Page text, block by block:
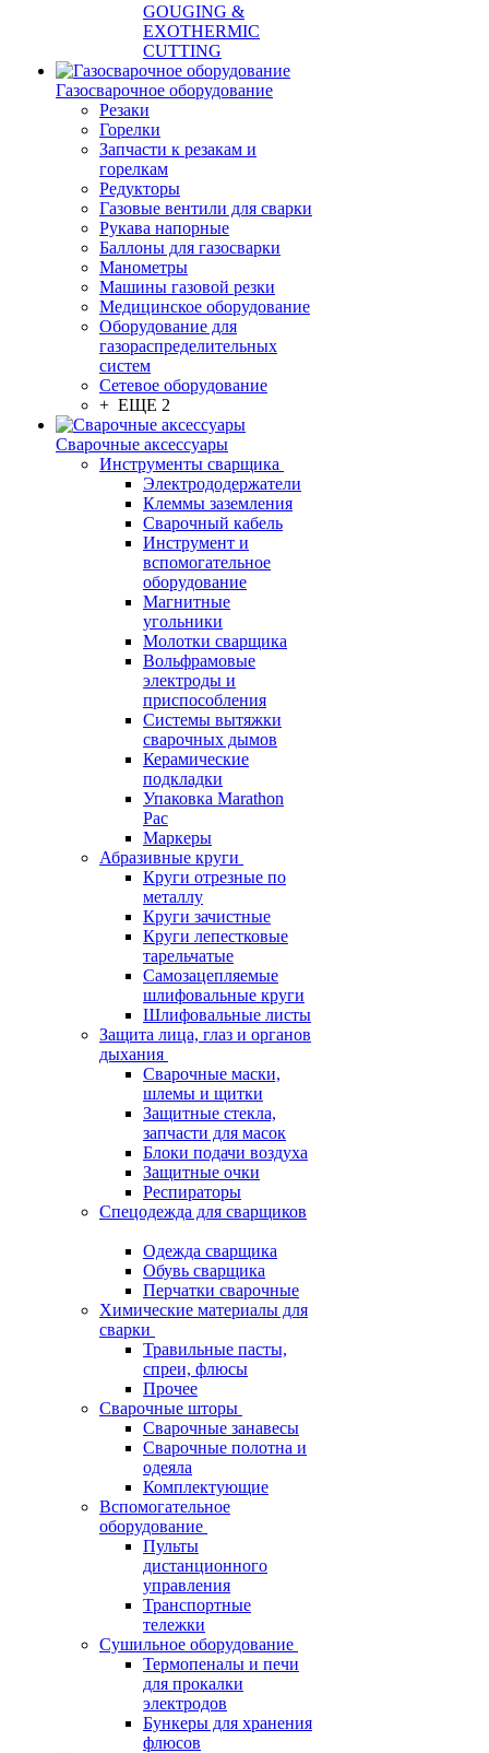
GOUGING &
EXOTHERMIC
CUTTING
Газосварочное оборудование
Резаки
Горелки
Запчасти к резакам и
горелкам
Редукторы
Газовые вентили для сварки
Рукава напорные
Баллоны для газосварки
Манометры
Машины газовой резки
Медицинское оборудование
Оборудование для
газораспределительных
систем
Сетевое оборудование
+ ЕЩЕ 2
Сварочные аксессуары
Инструменты сварщика
Электрододержатели
Клеммы заземления
Сварочный кабель
Инструмент и
вспомогательное
оборудование
Магнитные
угольники
Молотки сварщика
Вольфрамовые
электроды и
приспособления
Системы вытяжки
сварочных дымов
Керамические
подкладки
Упаковка Marathon
Pac
Маркеры
Абразивные круги
Круги отрезные по
металлу
Круги зачистные
Круги лепестковые
тарельчатые
Самозацепляемые
шлифовальные круги
Шлифовальные листы
Защита лица, глаз и органов
дыхания
Сварочные маски,
шлемы и щитки
Защитные стекла,
запчасти для масок
Блоки подачи воздуха
Защитные очки
Респираторы
Спецодежда для сварщиков
Одежда сварщика
Обувь сварщика
Перчатки сварочные
Химические материалы для
сварки
Травильные пасты,
спреи, флюсы
Прочее
Сварочные шторы
Сварочные занавесы
Сварочные полотна и
одеяла
Комплектующие
Вспомогательное
оборудование
Пульты
дистанционного
управления
Транспортные
тележки
Сушильное оборудование
Термопеналы и печи
для прокалки
электродов
Бункеры для хранения
флюсов